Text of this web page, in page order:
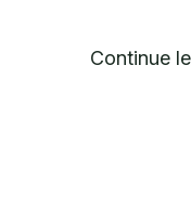
Continue